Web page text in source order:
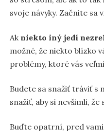
svoje návyky. Začnite sa
Ak niekto iný jedí
možné, že niekto blízko
problémy, ktoré vás
Budete sa snažiť tráviť s
snažiť, aby si nevšimli,
Buďte opatrní, pred